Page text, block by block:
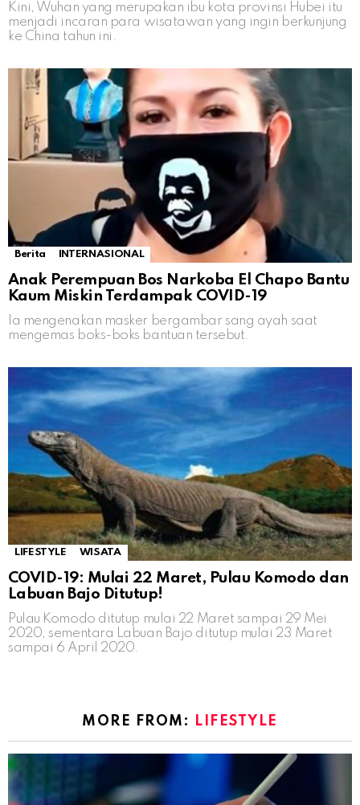
Kini, Wuhan yang merupakan ibu kota provinsi Hubei itu
menjadi incaran para wisatawan yang ingin berkunjung
ke China tahun ini.
Berita INTERNASIONAL
Anak Perempuan Bos Narkoba El Chapo Bantu
Kaum Miskin Terdampak COVID-19
Ia mengenakan masker bergambar sang ayah saat
mengemas boks-boks bantuan tersebut.
LIFESTYLE WISATA
COVID-19: Mulai 22 Maret, Pulau Komodo dan
Labuan Bajo Ditutup!
Pulau Komodo ditutup mulai 22 Maret sampai 29 Mei
2020, sementara Labuan Bajo ditutup mulai 23 Maret
sampai 6 April 2020.
MORE FROM: LIFESTYLE